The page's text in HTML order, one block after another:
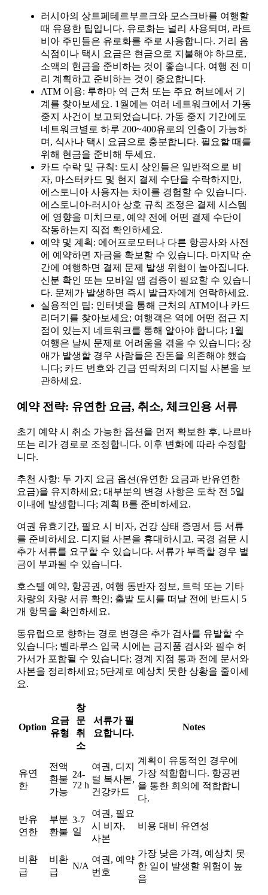
러시아의 상트페테르부르크와 모스크바를 여행할
때 유용한 팁입니다. 유로화는 널리 사용되며, 라트
비아 주민들은 유로화를 주로 사용합니다. 거리 음
식점이나 택시 요금은 현금으로 지불해야 하므로,
소액의 현금을 준비하는 것이 좋습니다. 여행 전 미
리 계획하고 준비하는 것이 중요합니다.
ATM 이용: 루하마 역 근처 또는 주요 허브에서 기
계를 찾아보세요. 1월에는 여러 네트워크에서 가동
중지 사건이 보고되었습니다. 가동 중지 기간에도
네트워크별로 하루 200~400유로의 인출이 가능하
며, 식사나 택시 요금으로 충분합니다. 필요할 때를
위해 현금을 준비해 두세요.
카드 수락 및 규칙: 도시 상인들은 일반적으로 비
자, 마스터카드 및 현지 결제 수단을 수락하지만,
에스토니아 사용자는 차이를 경험할 수 있습니다.
에스토니아-러시아 상호 규칙 조정은 결제 시스템
에 영향을 미치므로, 예약 전에 어떤 결제 수단이
작동하는지 직접 확인하세요.
예약 및 계획: 에어프로모터나 다른 항공사와 사전
에 예약하면 자금을 확보할 수 있습니다. 마지막 순
간에 여행하면 결제 문제 발생 위험이 높아집니다.
신분 확인 또는 모바일 앱 검증이 필요할 수 있습니
다. 문제가 발생하면 즉시 발급자에게 연락하세요.
실용적인 팁: 인터넷을 통해 근처의 ATM이나 카드
리더기를 찾아보세요; 여행객은 역에 어떤 접근 지
점이 있는지 네트워크를 통해 알아야 합니다; 1월
여행은 날씨 문제로 어려움을 겪을 수 있습니다; 장
애가 발생할 경우 사람들은 잔돈을 의존해야 했습
니다; 카드 번호와 긴급 연락처의 디지털 사본을 보
관하세요.
예약 전략: 유연한 요금, 취소, 체크인용 서류
초기 예약 시 취소 가능한 옵션을 먼저 확보한 후, 나르바
또는 리가 경로로 조정합니다. 이후 변화에 따라 수정합
니다.
추천 사항: 두 가지 요금 옵션(유연한 요금과 반유연한
요금)을 유지하세요; 대부분의 변경 사항은 도착 전 5일
이내에 발생합니다; 계획 B를 준비하세요.
여권 유효기간, 필요 시 비자, 건강 상태 증명서 등 서류
를 준비하세요. 디지털 사본을 휴대하시고, 국경 검문 시
추가 서류를 요구할 수 있습니다. 서류가 부족할 경우 벌
금이 부과될 수 있습니다.
호스텔 예약, 항공권, 여행 동반자 정보, 트럭 또는 기타
차량의 차량 서류 확인; 출발 도시를 떠날 전에 반드시 5
개 항목을 확인하세요.
동유럽으로 향하는 경로 변경은 추가 검사를 유발할 수
있습니다; 벨라루스 입국 시에는 금지품 검사와 필수 허
가서가 포함될 수 있습니다; 경계 지점 통과 전에 문서와
사본을 정리하세요; 5단계로 예상치 못한 상황을 줄이세
요.
Option
요금
유형
창
문
취
소
서류가 필
요합니다.
Notes
유연
한
전액
환불
가능
24-
72 h
여권, 디지
털 복사본,
건강카드
계획이 유동적인 경우에
가장 적합합니다. 항공편
을 통한 회의에 적합합니
다.
반유
연한
부분
환불
3-7
일
여권, 필요
시 비자,
사본
비용 대비 유연성
비환
급
비환
급
N/A
여권, 예약
번호
가장 낮은 가격, 예상치 못
한 일이 발생할 위험이 높
음